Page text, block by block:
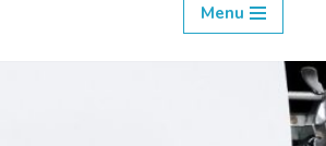
Menu